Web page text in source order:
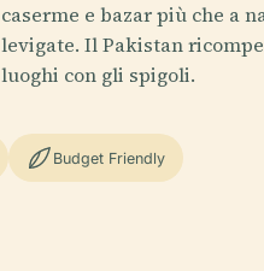
caserme e bazar più che a
levigate. Il Pakistan
luoghi con gli spigoli.
Budget Friendly